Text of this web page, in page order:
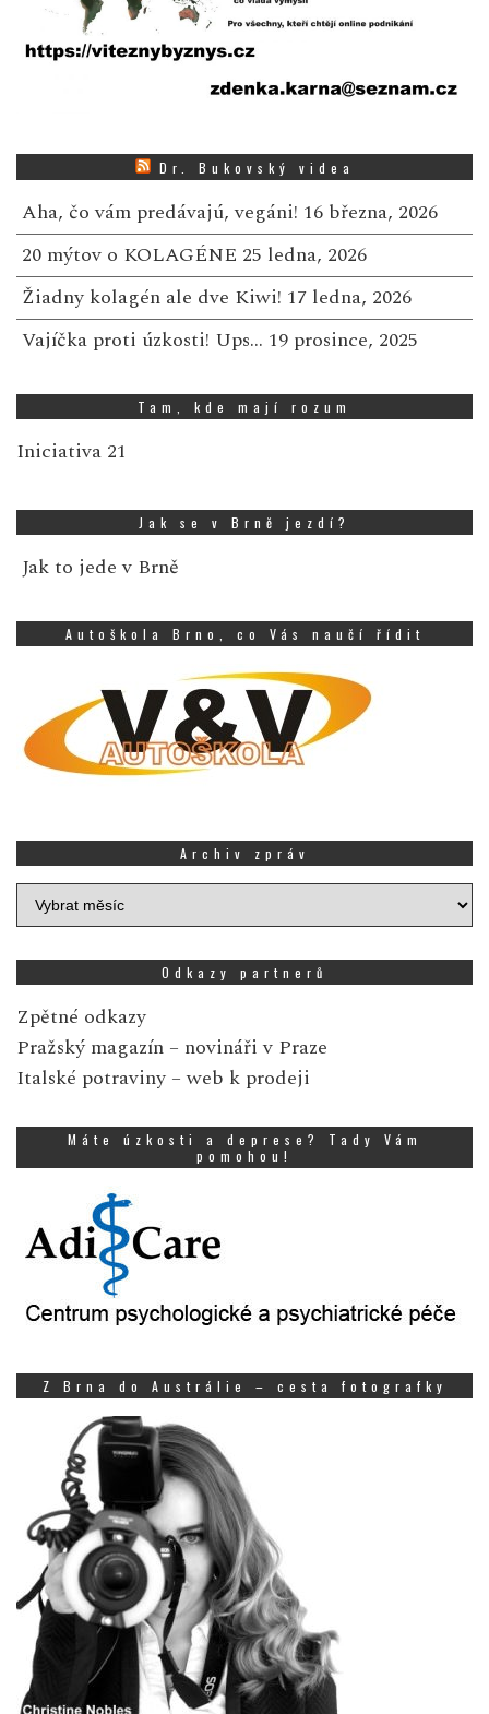
Dr. Bukovský videa
Aha, čo vám predávajú, vegáni! 16 března, 2026
20 mýtov o KOLAGÉNE 25 ledna, 2026
Žiadny kolagén ale dve Kiwi! 17 ledna, 2026
Vajíčka proti úzkosti! Ups… 19 prosince, 2025
Tam, kde mají rozum
Iniciativa 21
Jak se v Brně jezdí?
Jak to jede v Brně
Autoškola Brno, co Vás naučí řídit
Archiv zpráv
Archiv
zpráv
Odkazy partnerů
Zpětné odkazy
Pražský magazín – novináři v Praze
Italské potraviny – web k prodeji
Máte úzkosti a deprese? Tady Vám
pomohou!
Z Brna do Austrálie – cesta fotografky